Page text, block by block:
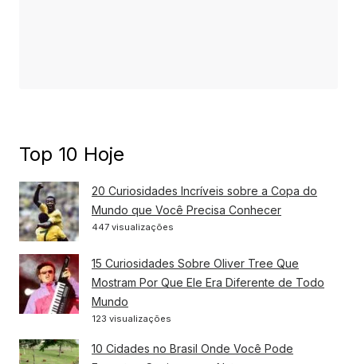
Top 10 Hoje
20 Curiosidades Incríveis sobre a Copa do
Mundo que Você Precisa Conhecer
447 visualizações
15 Curiosidades Sobre Oliver Tree Que
Mostram Por Que Ele Era Diferente de Todo
Mundo
123 visualizações
10 Cidades no Brasil Onde Você Pode